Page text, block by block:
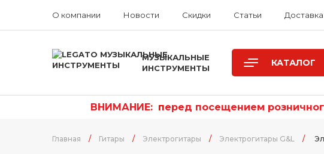
О компании Новости Скидки Статьи Доставка
МУЗЫКАЛЬНЫЕ
ИНСТРУМЕНТЫ
КАТАЛОГ
ВНИМАНИЕ: перед посещением
Главная / Гитары / Электрогитары / Электрогитары G&L /